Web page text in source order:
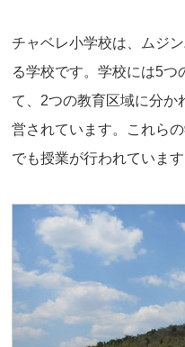
チャベレ小学校は、ムジ
る学校です。学校には5つ
て、2つの教育区域に分か
営されています。これら
でも授業が行われています